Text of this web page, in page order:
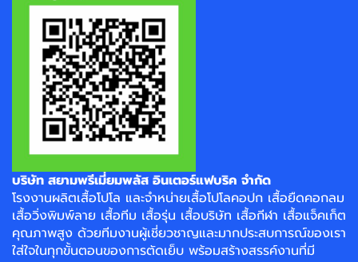
บริษัท สยามพรีเมี่ยมพลัส อินเตอร์แฟบริค จำกัด
โรงงานผลิตเสื้อโปโล และจำหน่ายเสื้อโปโลคอปก เสื้อยืดคอกลม
เสื้อวิ่งพิมพ์ลาย เสื้อทีม เสื้อรุ่น เสื้อบริษัท เสื้อกีฬา เสื้อแจ็คเก็ต
คุณภาพสูง ด้วยทีมงานผู้เชี่ยวชาญและมากประสบการณ์ของเรา
ใส่ใจในทุกขั้นตอนของการตัดเย็บ พร้อมสร้างสรรค์งานที่มี